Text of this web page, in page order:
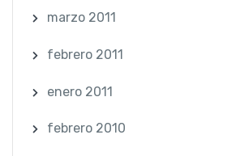
marzo 2011
febrero 2011
enero 2011
febrero 2010